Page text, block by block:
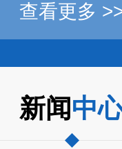
查看更多
新闻中